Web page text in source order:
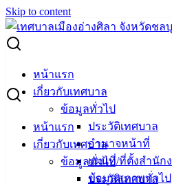
Skip to content
หน้าแรก
เกี่ยวกับเทศบาล
ข้อมูลทั่วไป
ประวัติเทศบาล
อำนาจหน้าที่
แผนที่/ที่ตั้งสำนักง
ข้อมูลสภาพทั่วไป
หน้าแรก
เกี่ยวกับเทศบาล
ข้อมูลทั่วไป
ประวัติเทศบาล
Search for:
vichakarn3